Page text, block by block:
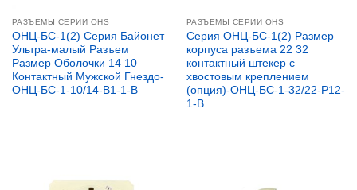
РАЗЪЕМЫ СЕРИИ OHS
ОНЦ-БС-1(2) Серия Байонет
Ультра-малый Разъем
Размер Оболочки 14 10
Контактный Мужской Гнездо-
ОНЦ-БС-1-10/14-B1-1-B
РАЗЪЕМЫ СЕРИИ OHS
Серия ОНЦ-БС-1(2) Размер
корпуса разъема 22 32
контактный штекер с
хвостовым креплением
(опция)-ОНЦ-БС-1-32/22-P12-
1-B